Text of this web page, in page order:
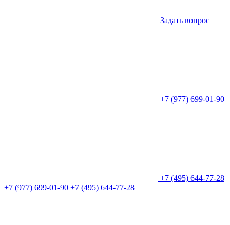
Задать вопрос
+7 (977) 699-01-90
+7 (495) 644-77-28
+7 (977) 699-01-90 +7 (495) 644-77-28